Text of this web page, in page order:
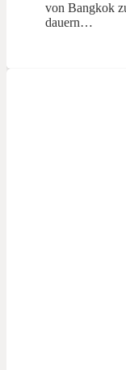
von Bangkok
dauern…